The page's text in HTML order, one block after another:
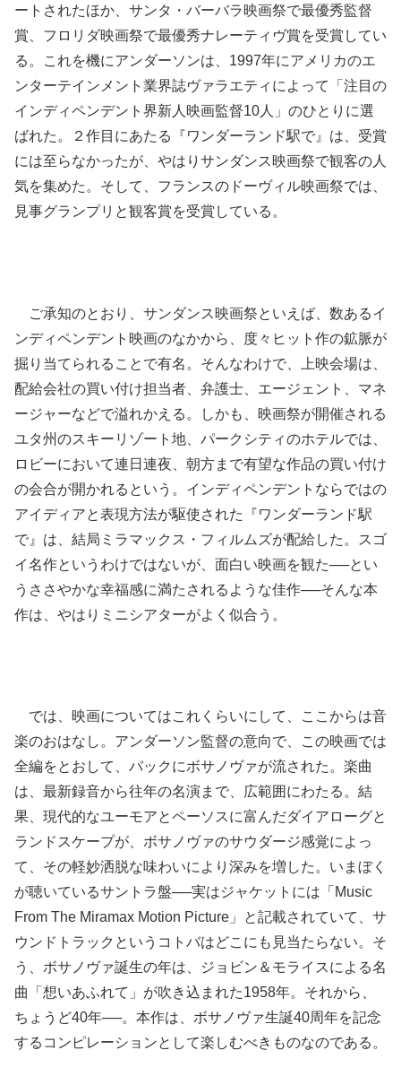
ートされたほか、サンタ・バーバラ映画祭で最優秀監督
賞、フロリダ映画祭で最優秀ナレーティヴ賞を受賞してい
る。これを機にアンダーソンは、1997年にアメリカのエ
ンターテインメント業界誌ヴァラエティによって「注目の
インディペンデント界新人映画監督10人」のひとりに選
ばれた。２作目にあたる『ワンダーランド駅で』は、受賞
には至らなかったが、やはりサンダンス映画祭で観客の人
気を集めた。そして、フランスのドーヴィル映画祭では、
見事グランプリと観客賞を受賞している。
ご承知のとおり、サンダンス映画祭といえば、数あるイ
ンディペンデント映画のなかから、度々ヒット作の鉱脈が
掘り当てられることで有名。そんなわけで、上映会場は、
配給会社の買い付け担当者、弁護士、エージェント、マネ
ージャーなどで溢れかえる。しかも、映画祭が開催される
ユタ州のスキーリゾート地、パークシティのホテルでは、
ロビーにおいて連日連夜、朝方まで有望な作品の買い付け
の会合が開かれるという。インディペンデントならではの
アイディアと表現方法が駆使された『ワンダーランド駅
で』は、結局ミラマックス・フィルムズが配給した。スゴ
イ名作というわけではないが、面白い映画を観た──とい
うささやかな幸福感に満たされるような佳作──そんな本
作は、やはりミニシアターがよく似合う。
では、映画についてはこれくらいにして、ここからは音
楽のおはなし。アンダーソン監督の意向で、この映画では
全編をとおして、バックにボサノヴァが流された。楽曲
は、最新録音から往年の名演まで、広範囲にわたる。結
果、現代的なユーモアとペーソスに富んだダイアローグと
ランドスケープが、ボサノヴァのサウダージ感覚によっ
て、その軽妙洒脱な味わいにより深みを増した。いまぼく
が聴いているサントラ盤──実はジャケットには「Music
From The Miramax Motion Picture」と記載されていて、サ
ウンドトラックというコトバはどこにも見当たらない。そ
う、ボサノヴァ誕生の年は、ジョビン＆モライスによる名
曲「想いあふれて」が吹き込まれた1958年。それから、
ちょうど40年──。本作は、ボサノヴァ生誕40周年を記念
するコンピレーションとして楽しむべきものなのである。